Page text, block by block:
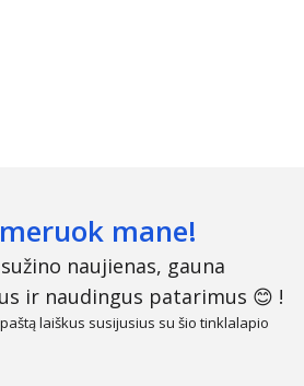
mane!
naujienas, gauna
ir naudingus patarimus 😊 !
laiškus susijusius su šio tinklalapio